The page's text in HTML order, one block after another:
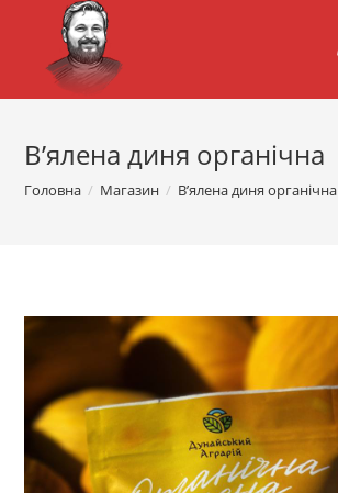
Перейти
В’ялена диня органічна
Головна / Магазин / В’ялена диня органічна